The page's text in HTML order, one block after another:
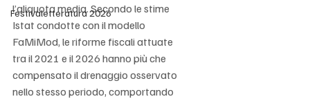
Festivaletteratura 2026
l’aliquota media. Secondo le stime
Istat condotte con il modello
FaMiMod, le riforme fiscali attuate
tra il 2021 e il 2026 hanno più che
compensato il drenaggio osservato
nello stesso periodo, comportando